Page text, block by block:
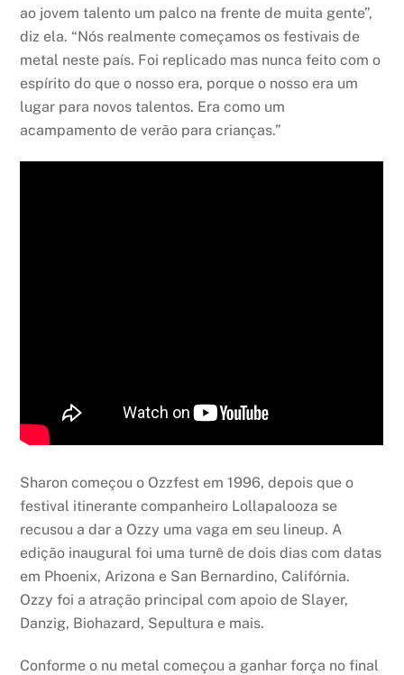
ao jovem talento um palco na frente de muita gente”,
diz ela. “Nós realmente começamos os festivais de
metal neste país. Foi replicado mas nunca feito com o
espírito do que o nosso era, porque o nosso era um
lugar para novos talentos. Era como um
acampamento de verão para crianças.”
Sharon começou o Ozzfest em 1996, depois que o
festival itinerante companheiro Lollapalooza se
recusou a dar a Ozzy uma vaga em seu lineup. A
edição inaugural foi uma turnê de dois dias com datas
em Phoenix, Arizona e San Bernardino, Califórnia.
Ozzy foi a atração principal com apoio de Slayer,
Danzig, Biohazard, Sepultura e mais.
Conforme o nu metal começou a ganhar força no final